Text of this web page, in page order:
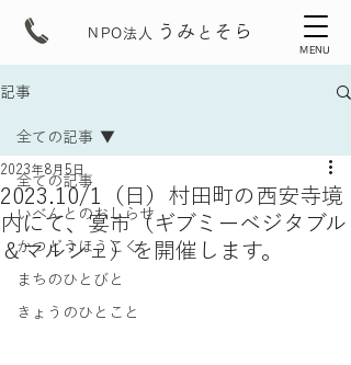
うみ と そら
NPO法人
MENU
記事
全ての記事
いべんとのおしらせ
かつどうほうこく
まちのひとびと
きょうのひとこと
全ての記事
2023.10/1（日）村田町の西安寺境
内にて、宴市（ギブミーベジタブル
＆マルシェ）を開催します。
2023年8月5日